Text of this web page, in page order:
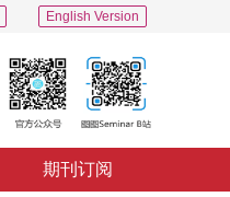
English Version
期刊订阅